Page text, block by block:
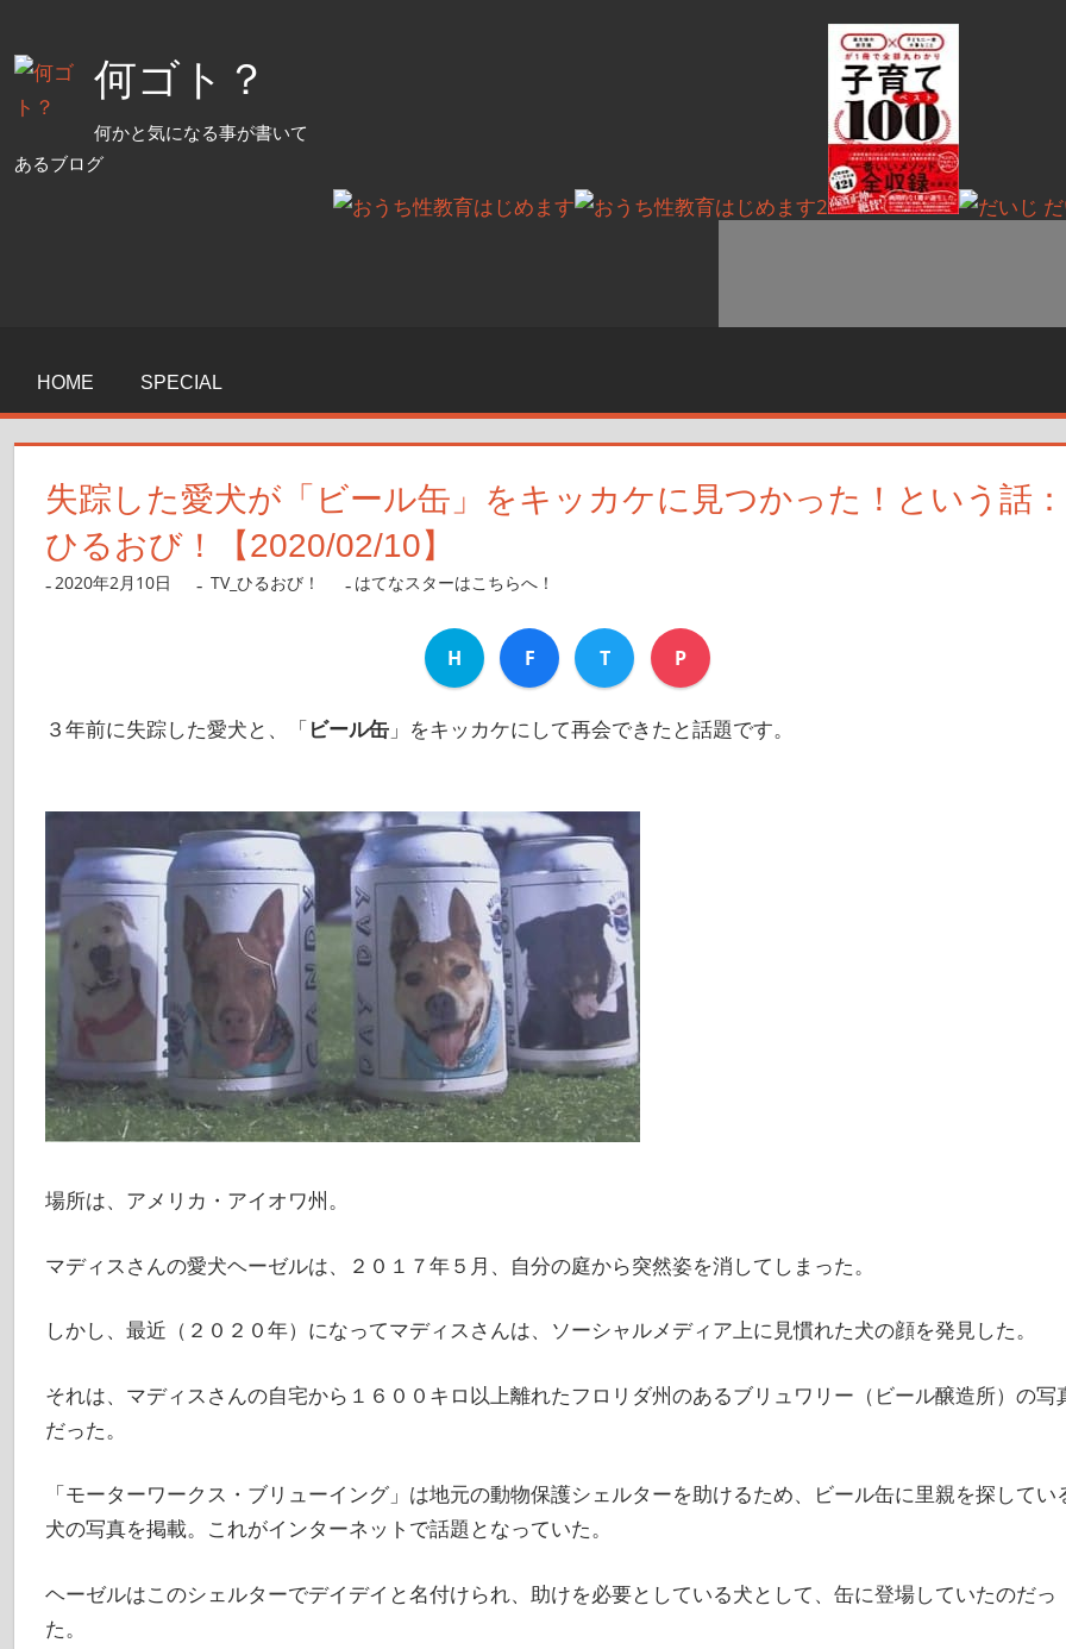
ン
ツ
何ゴト？
何かと気になる事が書いて
あるブログ
HOME SPECIAL
失踪した愛犬が「ビール缶」をキッカケに見つかった！という話：
ひるおび！【2020/02/10】
2020年2月10日 nanigoto
TV_ひるおび！ はてなスターはこちらへ！
H F T P
３年前に失踪した愛犬と、「ビール缶」をキッカケにして再会できたと話題です。
場所は、アメリカ・アイオワ州。
マディスさんの愛犬ヘーゼルは、２０１７年５月、自分の庭から突然姿を消してしまった。
しかし、最近（２０２０年）になってマディスさんは、ソーシャルメディア上に見慣れた犬の顔を発見した。
それは、マディスさんの自宅から１６００キロ以上離れたフロリダ州のあるブリュワリー（ビール醸造所）の写
だった。
「モーターワークス・ブリューイング」は地元の動物保護シェルターを助けるため、ビール缶に里親を探してい
犬の写真を掲載。これがインターネットで話題となっていた。
ヘーゼルはこのシェルターでデイデイと名付けられ、助けを必要としている犬として、缶に登場していたのだっ
た。